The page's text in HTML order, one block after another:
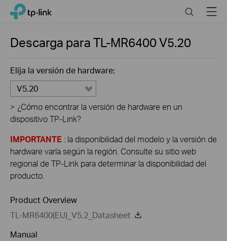
Click
navigation
TP-Link, Reliably Smart SearchMenu
Descarga paraTL-MR6400V5.20
Elija la versión de hardware:
V5.20
> ¿Cómo encontrar la versión de hardware en un
dispositivo TP-Link?
IMPORTANTE : la disponibilidad del modelo y la versión de
hardware varía según la región. Consulte su sitio web
regional de TP-Link para determinar la disponibilidad del
producto.
Product Overview
TL-MR6400(EU)_V5.2_Datasheet
Manual